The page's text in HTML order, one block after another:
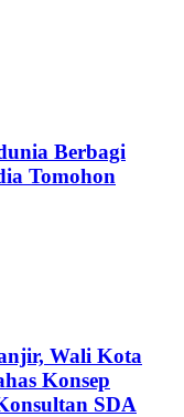
Berbagi
Tomohon
Wali Kota
Konsep
SDA